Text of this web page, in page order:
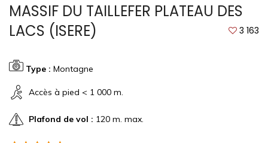
MASSIF DU TAILLEFER PLATEAU DES
LACS (ISERE)
3 163
Type : Montagne
Accès à pied < 1 000 m.
Plafond de vol : 120 m. max.